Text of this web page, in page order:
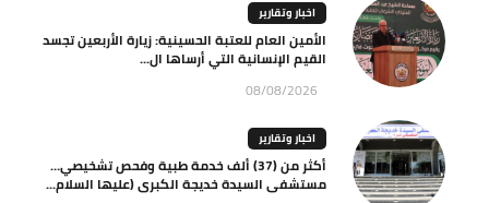
اخبار وتقارير
الأمين العام للعتبة الحسينية: زيارة الأربعين تجسد
القيم الإنسانية التي أرساها ال...
08/08/2026
اخبار وتقارير
أكثر من (37) ألف خدمة طبية وفحص تشخيصي…
مستشفى السيدة خديجة الكبرى (عليها السلام...